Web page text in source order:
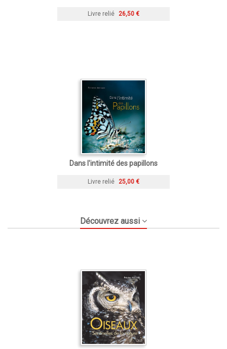
Livre relié 26,50 €
Dans l'intimité des papillons
Livre relié 25,00 €
Découvrez aussi